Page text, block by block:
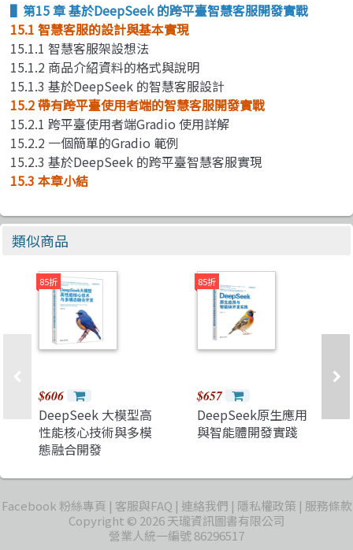
▌第15 章 基於DeepSeek 的跨平臺智慧客服開發實戰
15.1 智慧客服的設計與基本實現
15.1.1 智慧客服架設想法
15.1.2 商品介紹資料的格式與說明
15.1.3 基於DeepSeek 的智慧客服設計
15.2 帶有跨平臺使用者端的智慧客服開發實戰
15.2.1 跨平臺使用者端Gradio 使用詳解
15.2.2 一個簡單的Gradio 範例
15.2.3 基於DeepSeek 的跨平臺智慧客服實現
15.3 本章小結
類似商品
85折
$606
DeepSeek 大模型高
性能核心技術與多模
態融合開發
85折
$657
DeepSeek原生應用
與智能體開發實踐
Facebook 粉絲專頁 客服與FAQ 連絡我們 隱私權政策
服務條款
Copyright © 2026 天瓏資訊圖書有限公司
營業人統一編號 86296517